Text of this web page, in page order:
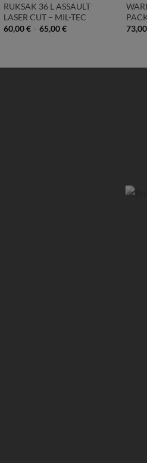
RUKSAK 36 L ASSAULT
LASER CUT – MIL-TEC
60,00€– 65,00€